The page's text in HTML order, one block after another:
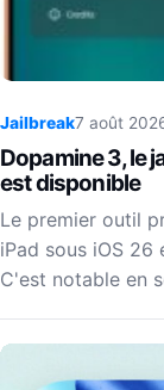
Jailbreak7 août
Dopamine 3, le
est disponible
Le premier outil
iPad sous iOS
C'est notable en